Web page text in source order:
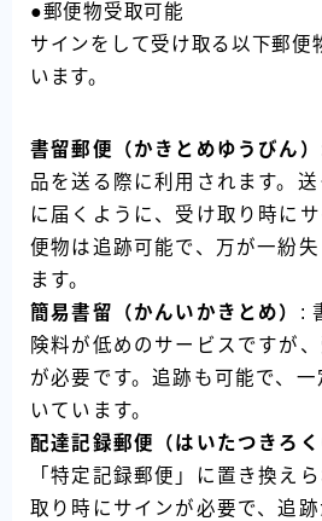
●郵便物受取可能
サインをして受け取る以下郵便
います。
書留郵便（かきとめゆうびん）
品を送る際に利用されます。
に届くように、受け取り時に
便物は追跡可能で、万が一紛
ます。
簡易書留（かんいかきとめ） :
険料が低めのサービスですが
が必要です。追跡も可能で、
いています。
配達記録郵便（はいたつきろく
「特定記録郵便」に置き換え
取り時にサインが必要で、追